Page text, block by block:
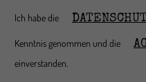
Ich habe die
Kenntnis genommen und die
einverstanden.